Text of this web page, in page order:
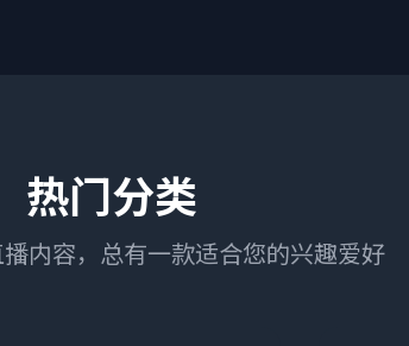
热门分类
内容，总有一款适合您的兴趣爱好